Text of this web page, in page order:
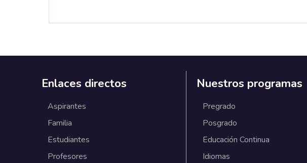
Enlaces directos
Aspirantes
Familia
Estudiantes
Profesores
Nuestros programas
Pregrado
Posgrado
Educación Continua
Idiomas